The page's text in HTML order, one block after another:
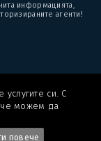
информацията,
агенти!
услугите си. С
че можем да
повече